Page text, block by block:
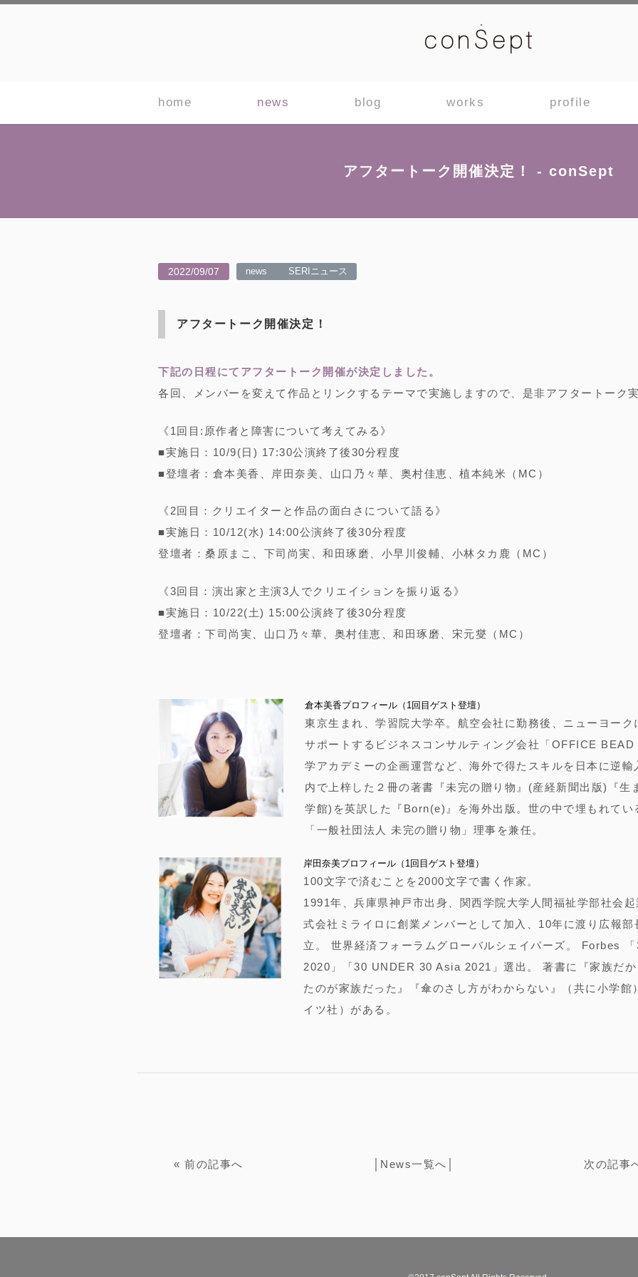
home news blog works profile
アフタートーク開催決定！ - conSept
2022/09/07 news SERIニュース
アフタートーク開催決定！
下記の日程にてアフタートーク開催が決定しました。
各回、メンバーを変えて作品とリンクするテーマで実施しますので、是非アフタートーク
《1回目:原作者と障害について考えてみる》
■実施日：10/9(日) 17:30公演終了後30分程度
■登壇者：倉本美香、岸田奈美、山口乃々華、奥村佳恵、植本純米（MC）
《2回目：クリエイターと作品の面白さについて語る》
■実施日：10/12(水) 14:00公演終了後30分程度
登壇者：桑原まこ、下司尚実、和田琢磨、小早川俊輔、小林タカ鹿（MC）
《3回目：演出家と主演3人でクリエイションを振り返る》
■実施日：10/22(土) 15:00公演終了後30分程度
登壇者：下司尚実、山口乃々華、奥村佳恵、和田琢磨、宋元燮（MC）
倉本美香プロフィール（1回目ゲスト登壇）
東京生まれ、学習院大学卒。航空会社に勤務後、ニューヨー
サポートするビジネスコンサルティング会社「OFFICE
学アカデミーの企画運営など、海外で得たスキルを日本に逆
内で上梓した２冊の著書『未完の贈り物』(産経新聞出版)『生
学館)を英訳した『Born(e)』を海外出版。世の中で埋もれてい
「一般社団法人 未完の贈り物」理事を兼任。
岸田奈美プロフィール（1回目ゲスト登壇）
100文字で済むことを2000文字で書く作家。
1991年、兵庫県神戸市出身、関西学院大学人間福祉学部社会
式会社ミライロに創業メンバーとして加入、10年に渡り広報
立。 世界経済フォーラムグローバルシェイパーズ。 Forbes
2020」「30 UNDER 30 Asia 2021」選出。 著書に『家族だか
たのが家族だった』『傘のさし方がわからない』（共に小学館
イツ社）がある。
« 前の記事へ News一覧へ 次の記事